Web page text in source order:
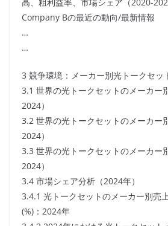
Company Bの最近の動向/最新情報
…
…
3 競争環境：メーカー別光トークセッ
3.1 世界の光トークセットのメーカー
2024）
3.2 世界の光トークセットのメーカー
2024）
3.3 世界の光トークセットのメーカー
2024）
3.4 市場シェア分析（2024年）
3.4.1 光トークセットのメーカー別売
(%)：2024年